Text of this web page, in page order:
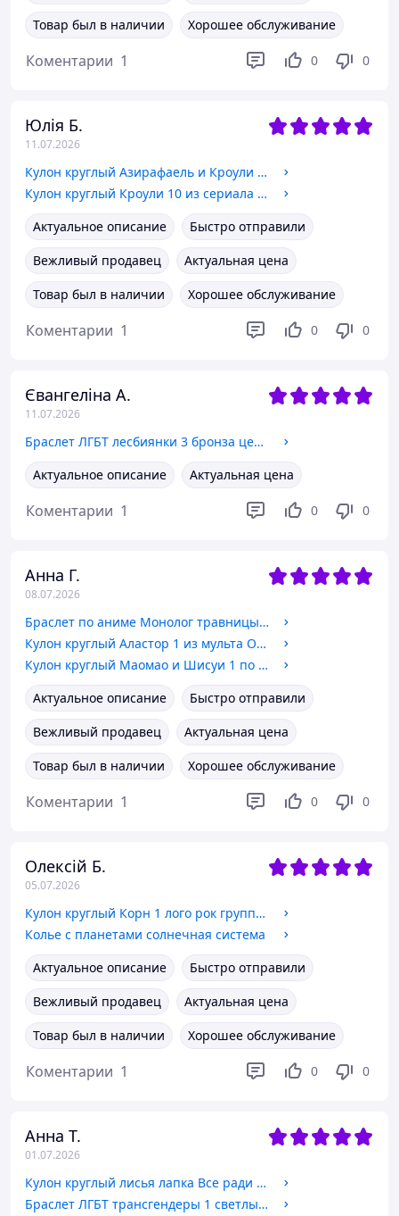
Товар был в наличии
Хорошее обслуживание
Коментарии 1 0 0
Юлія Б.
11.07.2026
Кулон круглый Азирафаель и Кроули 7 3 из сериала Благие знамения Бижутерный сплав, 2 см
Кулон круглый Кроули 10 из сериала Благие знамения Бижутерный сплав, 2 см
Актуальное описание
Быстро отправили
Вежливый продавец
Актуальная цена
Товар был в наличии
Хорошее обслуживание
Коментарии 1 0 0
Євангеліна А.
11.07.2026
Браслет ЛГБТ лесбиянки 3 бронза цепочка
Актуальное описание
Актуальная цена
Коментарии 1 0 0
Анна Г.
08.07.2026
Браслет по аниме Монолог травницы 2
Кулон круглый Аластор 1 из мульта Отель Хазбин Бижутерный сплав, 2 см
Кулон круглый Маомао и Шисуи 1 по аниме Монолог травницы Бижутерный сплав, 2 см
Актуальное описание
Быстро отправили
Вежливый продавец
Актуальная цена
Товар был в наличии
Хорошее обслуживание
Коментарии 1 0 0
Олексій Б.
05.07.2026
Кулон круглый Корн 1 лого рок группы Korn Бижутерный сплав, 2,5 см
Колье с планетами солнечная система
Актуальное описание
Быстро отправили
Вежливый продавец
Актуальная цена
Товар был в наличии
Хорошее обслуживание
Коментарии 1 0 0
Анна Т.
01.07.2026
Кулон круглый лисья лапка Все ради игры 4 Бижутерный сплав, 2 см
Браслет ЛГБТ трансгендеры 1 светлый на шнуре